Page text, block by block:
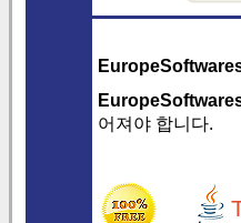
어져야 합니다.